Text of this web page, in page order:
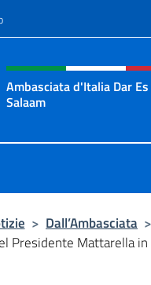
sito,
Ambasciata d'Italia Dar Es
Salaam
> Dall’Ambasciata >
Presidente Mattarella in